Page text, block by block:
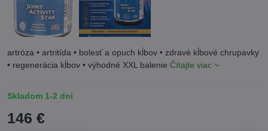
artróza • artritída • bolesť a opuch kĺbov • zdravé kĺbové chrupavky
• regenerácia kĺbov • výhodné XXL balenie Čítajte viac
Skladom 1-2 dni
146 €